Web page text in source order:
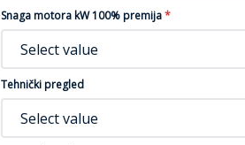
Snaga motora kW 100% premija*
Select value
Tehnički pregled
Select value